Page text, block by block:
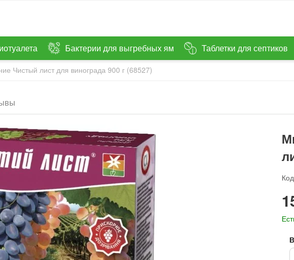
Бактерии для выгребных ям Таблетки для септиков
Чистый лист для винограда 900 г (68527)